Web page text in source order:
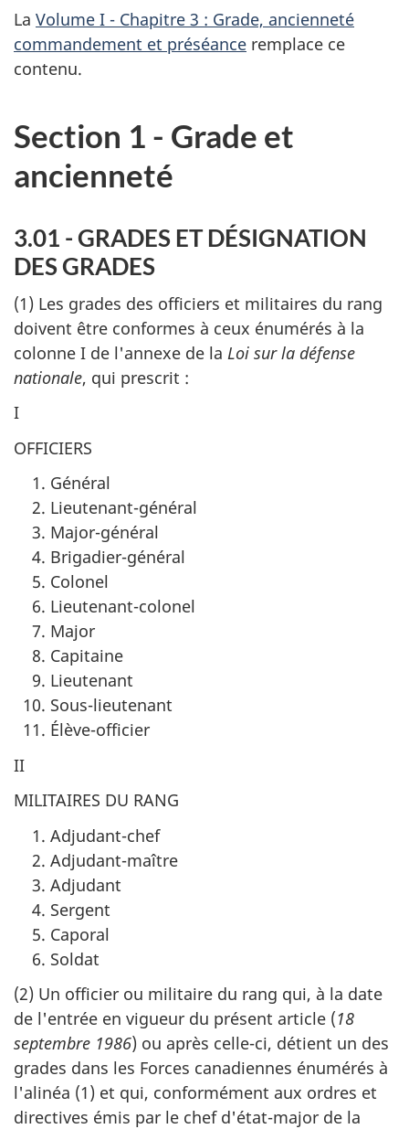
La Volume I - Chapitre 3 : Grade, ancienneté
commandement et préséance remplace ce
contenu.
Section 1 - Grade et
ancienneté
3.01 - GRADES ET DÉSIGNATION
DES GRADES
(1) Les grades des officiers et militaires du rang
doivent être conformes à ceux énumérés à la
colonne I de l'annexe de la Loi sur la défense
nationale, qui prescrit :
I
OFFICIERS
Général
Lieutenant-général
Major-général
Brigadier-général
Colonel
Lieutenant-colonel
Major
Capitaine
Lieutenant
Sous-lieutenant
Élève-officier
II
MILITAIRES DU RANG
Adjudant-chef
Adjudant-maître
Adjudant
Sergent
Caporal
Soldat
(2) Un officier ou militaire du rang qui, à la date
de l'entrée en vigueur du présent article (18
septembre 1986) ou après celle-ci, détient un des
grades dans les Forces canadiennes énumérés à
l'alinéa (1) et qui, conformément aux ordres et
directives émis par le chef d'état-major de la